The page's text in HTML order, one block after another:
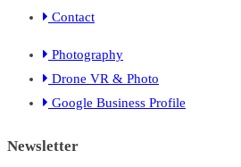
Contact
Photography
Drone VR & Photo
Google Business Profile
Newsletter